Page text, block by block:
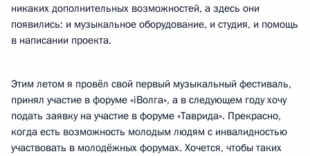
никаких дополнительных возможностей, а здесь они
появились: и музыкальное оборудование, и студия, и помощь
в написании проекта.
Этим летом я провёл свой первый музыкальный фестиваль,
принял участие в форуме «iВолга», а в следующем году хочу
подать заявку на участие в форуме «Таврида». Прекрасно,
когда есть возможность молодым людям с инвалидностью
участвовать в молодёжных форумах. Хочется, чтобы таких